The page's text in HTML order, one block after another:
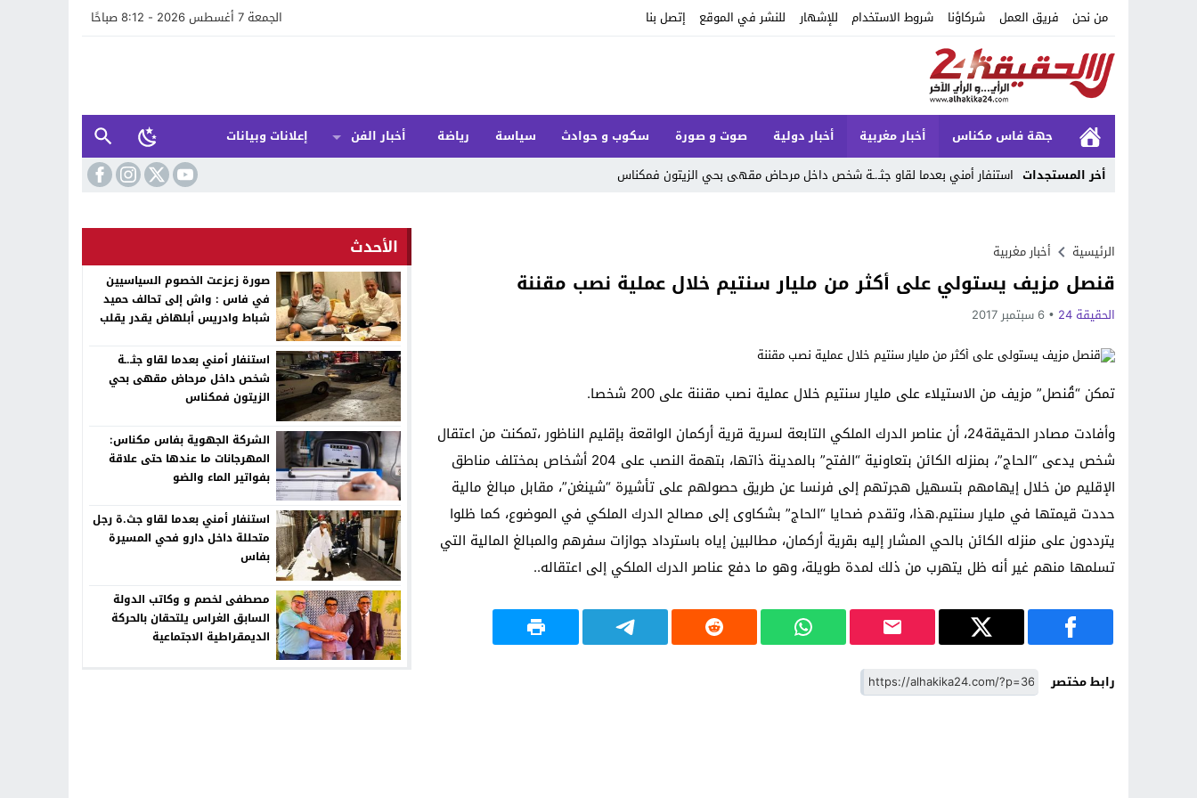
من نحن فريق العمل شركاؤنا شروط الاستخدام للإشهار للنشر في الموقع إتصل بنا الجمعة 7 أغسطس 2026 - 8:12 صباحًا
جهة فاس مكناس أخبار مغربية أخبار دولية صوت و صورة سكوب و حوادث سياسة رياضة أخبار الفن
إعلانات وبيانات
أخر المستجدات استنفار أمني بعدما لقاو جثـ.ـة شخص داخل مرحاض مقهى بحي الزيتون فمكناس
Previous
Next
الرئيسية أخبار مغربية
قنصل مزيف يستولي على أكثر من مليار سنتيم خلال عملية نصب مقننة
الحقيقة 24 6 سبتمبر 2017
تمكن “قُنصل” مزيف من الاستيلاء على مليار سنتيم خلال عملية نصب مقننة على 200 شخصا.
وأفادت مصادر الحقيقة24، أن عناصر الدرك الملكي التابعة لسرية قرية أركمان الواقعة بإقليم الناظور ،تمكنت من اعتقال
شخص يدعى “الحاج”، بمنزله الكائن بتعاونية “الفتح” بالمدينة ذاتها، بتهمة النصب على 204 أشخاص بمختلف مناطق
الإقليم من خلال إيهامهم بتسهيل هجرتهم إلى فرنسا عن طريق حصولهم على تأشيرة “شينغن”، مقابل مبالغ مالية
حددت قيمتها في مليار سنتيم.هذا، وتقدم ضحايا “الحاج” بشكاوى إلى مصالح الدرك الملكي في الموضوع، كما ظلوا
يترددون على منزله الكائن بالحي المشار إليه بقرية أركمان، مطالبين إياه باسترداد جوازات سفرهم والمبالغ المالية التي
تسلمها منهم غير أنه ظل يتهرب من ذلك لمدة طويلة، وهو ما دفع عناصر الدرك الملكي إلى اعتقاله..
رابط مختصر
الأحدث
صورة زعزعت الخصوم السياسيين
في فاس : واش إلى تحالف حميد
شباط وادريس أبلهاض يقدر يقلب
استنفار أمني بعدما لقاو جثـ.ـة
شخص داخل مرحاض مقهى بحي
الزيتون فمكناس
الشركة الجهوية بفاس مكناس:
المهرجانات ما عندها حتى علاقة
بفواتير الماء والضو
استنفار أمني بعدما لقاو جث.ة رجل
متحللة داخل دارو فحي المسيرة
بفاس
مصطفى لخصم و وكاتب الدولة
السابق الغراس يلتحقان بالحركة
الديمقراطية الاجتماعية